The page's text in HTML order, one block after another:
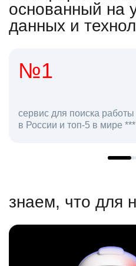
основанный на
данных и
работы
мире ***
знаем, что для